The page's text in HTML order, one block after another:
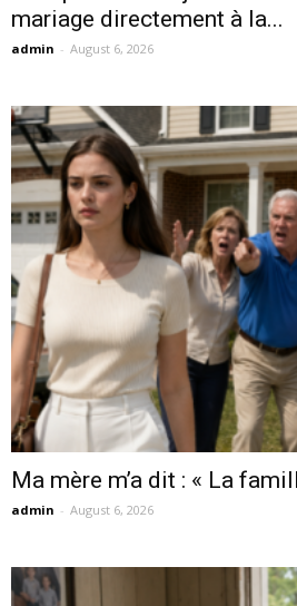
mariage directement à la...
admin - August 6, 2026
Ma mère m’a dit : « La
admin - August 6, 2026